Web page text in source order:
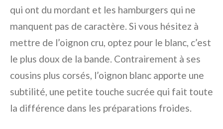
qui ont du mordant et les hamburgers qui ne
manquent pas de caractère. Si vous hésitez à
mettre de l’oignon cru, optez pour le blanc, c’est
le plus doux de la bande. Contrairement à ses
cousins plus corsés, l’oignon blanc apporte une
subtilité, une petite touche sucrée qui fait toute
la différence dans les préparations froides.